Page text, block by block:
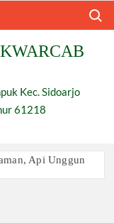
Kec. Sidoarjo
61218
Api Unggun
Ujian, Inilah